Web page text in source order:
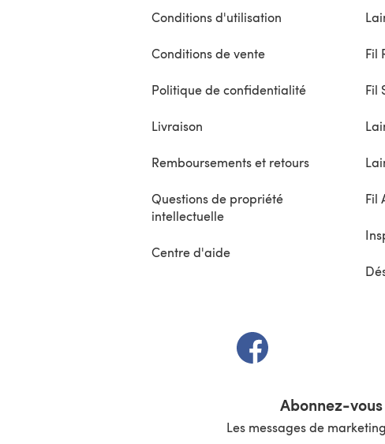
Conditions d'utilisation
Conditions de vente
Politique de confidentialité
Livraison
Remboursements et retours
Questions de propriété
intellectuelle
Centre d'aide
Fil
Fil
Fil
(s'ouvre dans un
Abonnez-
Les messages de